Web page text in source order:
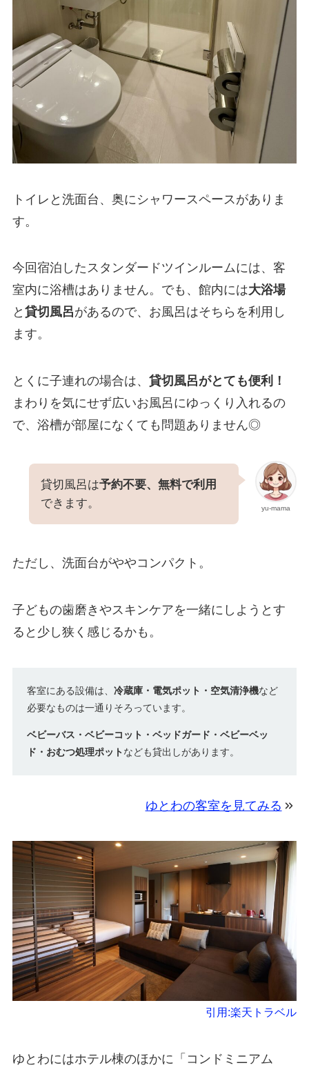
トイレと洗面台、奥にシャワースペースがありま
す。
今回宿泊したスタンダードツインルームには、客
室内に浴槽はありません。でも、館内には大浴場
と 貸切風呂があるので、お風呂はそちらを利用し
ます。
とくに子連れの場合は、 貸切風呂がとても便利！
まわりを気にせず広いお風呂にゆっくり入れるの
で、浴槽が部屋になくても問題ありません◎
yu-mama
貸切風呂は予約不要、無料で利用
できます。
ただし、洗面台がややコンパクト。
子どもの歯磨きやスキンケアを一緒にしようとす
ると少し狭く感じるかも。
客室にある設備は、 冷蔵庫・電気ポット・空気清浄機など
必要なものは一通りそろっています。
ベビーバス・ベビーコット・ベッドガード・ベビーベッ
ド・おむつ処理ポットなども貸出しがあります。
ゆとわの客室を見てみる
引用:楽天トラベル
ゆとわにはホテル棟のほかに「コンドミニアム